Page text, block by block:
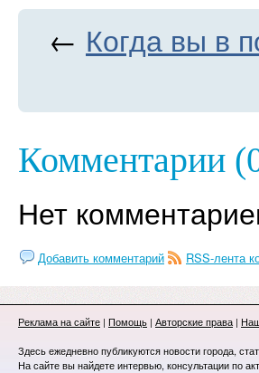
← Когда вы в
Комментарии
Нет
Добавить комментарий RSS-лента
Реклама на сайте | Помощь | Авторские права |
Здесь ежедневно публикуются новости города,
На сайте вы найдете интервью, консультации по